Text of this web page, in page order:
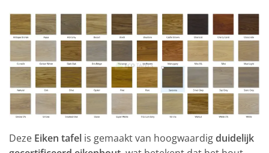
Deze Eiken tafel is gemaakt van hoogwaardigduidelijk